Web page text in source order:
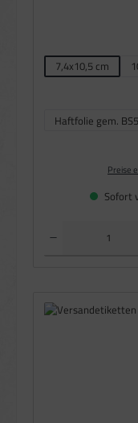
7,4x10,5 cm
Haftfolie gem.
Preise
Sofort
Produkt Anzahl: Gib den